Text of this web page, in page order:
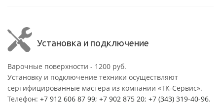
Установка и подключение
Варочные поверхности - 1200 руб.
Установку и подключение техники осуществляют
сертифицированные мастера из компании «ТК-Сервис».
Телефон: +7 912 606 87 99; +7 902 875 20; +7 (343) 319-40-96.